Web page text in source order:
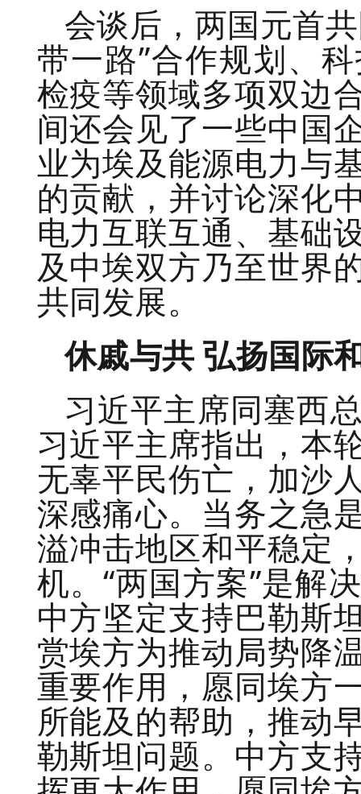
会谈后，两国元首
带一路”合作规划、
检疫等领域多项双边
间还会见了一些中国
业为埃及能源电力与
的贡献，并讨论深化
电力互联互通、基础
及中埃双方乃至世界
共同发展。
休戚与共 弘扬国际
习近平主席同塞西
习近平主席指出，本
无辜平民伤亡，加沙
深感痛心。当务之急
溢冲击地区和平稳定
机。“两国方案”是解
中方坚定支持巴勒斯
赏埃方为推动局势降
重要作用，愿同埃方
所能及的帮助，推动
勒斯坦问题。中方支